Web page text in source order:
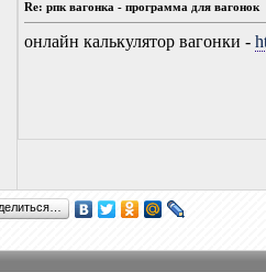
Re: рпк вагонка - программа для вагонок
онлайн калькулятор вагонки -